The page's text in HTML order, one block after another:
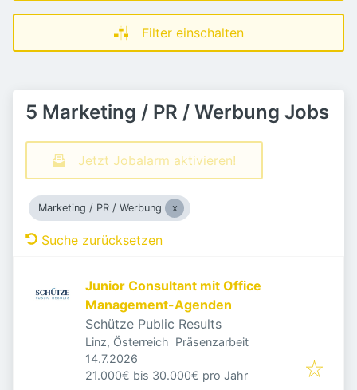
Filter einschalten
5 Marketing / PR / Werbung Jobs
Jetzt Jobalarm aktivieren!
Marketing / PR / Werbung
Suche zurücksetzen
Junior Consultant mit Office
Management-Agenden
Schütze Public Results
Linz, Österreich Präsenzarbeit
Veröffentlicht
14.7.2026
21.000€ bis 30.000€ pro Jahr